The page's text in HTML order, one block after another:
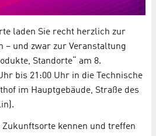
laden Sie recht herzlich zur
– und zwar zur Veranstaltung
Standorte“ am 8.
bis 21:00 Uhr in die Technische
im Hauptgebäude, Straße des
kennen und treffen